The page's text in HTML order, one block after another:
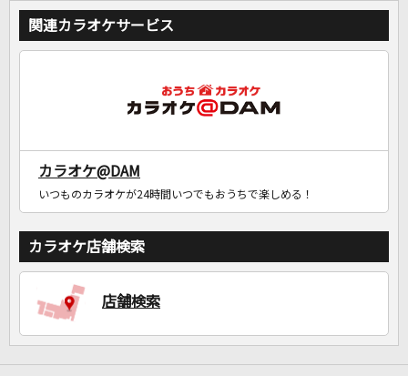
関連カラオケサービス
カラオケ@DAM
いつものカラオケが24時間いつでもおうちで楽しめる！
カラオケ店舗検索
店舗検索